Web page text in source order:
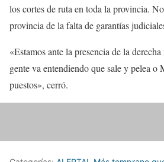
los cortes de ruta en toda la provincia.
provincia de la falta de garantías
«Estamos ante la presencia de la
gente va entendiendo que sale y pelea o
puestos», cerró.